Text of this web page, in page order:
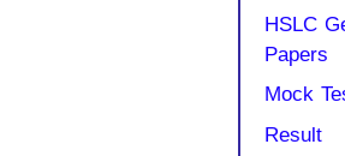
HSLC
Papers
Mock
Result